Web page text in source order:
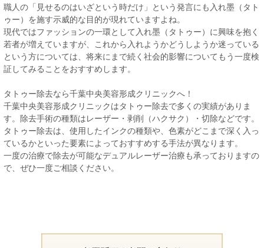
職人の「見せるのはいざという時だけ」という発言にも入れ墨（タト
ゥー）を施す示威的な目的が現れていますよね。
現代ではファッションの一環として入れ墨（タトゥー）に興味を抱く
若者が増えていますが、これから入れようかどうしようか迷っている
という方については、将来にまで続く社会的影響についてもう一度検
証してみることをおすすめします。
タトゥー除去なら千葉中央美容形成クリニックへ！
千葉中央美容形成クリニックはタトゥー除去で多くの実績がありま
す。除去手術の種類はレーザー・剥削（ハクサク）・切除などです。
タトゥー除去は、使用したインクの種類や、色素がどこまで深く入っ
ているかといった要素によっておすすめする手法が異なります。
一度の治療で除去が可能なデュアルレーザー治療も承っておりますの
で、ぜひ一度ご相談ください。